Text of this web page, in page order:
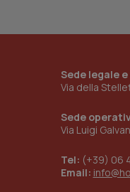
Sede legale
Via della
Sede
Via Luigi
Tel: (+39) 06
Email:
Nome
YSC